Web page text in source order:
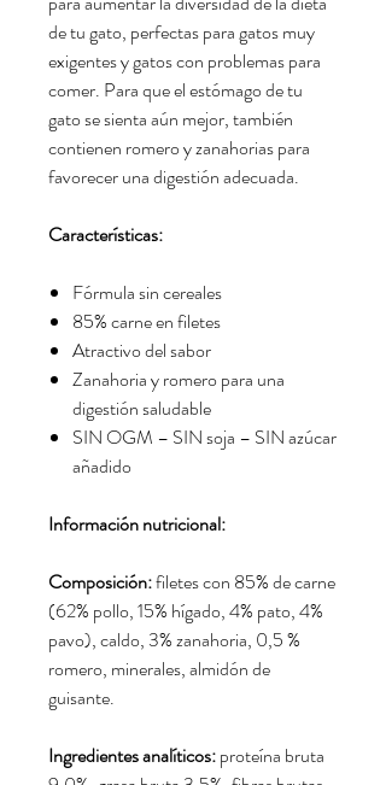
de tu gato, perfectas para gatos muy
exigentes y gatos con problemas para
comer. Para que el estómago de tu
gato se sienta aún mejor, también
contienen romero y zanahorias para
favorecer una digestión adecuada.
Características:
Fórmula sin cereales
85% carne en filetes
Atractivo del sabor
Zanahoria y romero para una
digestión saludable
SIN OGM – SIN soja – SIN azúcar
añadido
Información nutricional:
Composición:filetes con 85% de carne
(62% pollo, 15% hígado, 4% pato, 4%
pavo), caldo, 3% zanahoria, 0,5 %
romero, minerales, almidón de
guisante.
Ingredientes analíticos:proteína bruta